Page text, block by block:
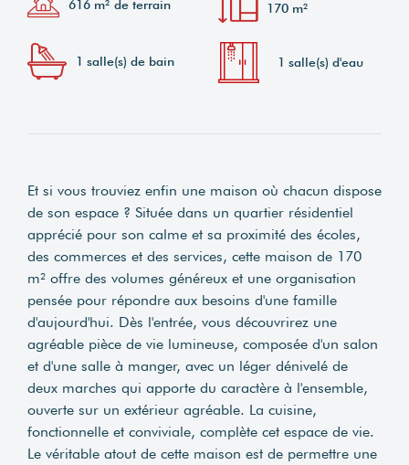
616 m² de terrain 170 m²
1 salle(s) de bain 1 salle(s) d'eau
Et si vous trouviez enfin une maison où chacun dispose
de son espace ? Située dans un quartier résidentiel
apprécié pour son calme et sa proximité des écoles,
des commerces et des services, cette maison de 170
m² offre des volumes généreux et une organisation
pensée pour répondre aux besoins d'une famille
d'aujourd'hui. Dès l'entrée, vous découvrirez une
agréable pièce de vie lumineuse, composée d'un salon
et d'une salle à manger, avec un léger dénivelé de
deux marches qui apporte du caractère à l'ensemble,
ouverte sur un extérieur agréable. La cuisine,
fonctionnelle et conviviale, complète cet espace de vie.
Le véritable atout de cette maison est de permettre une